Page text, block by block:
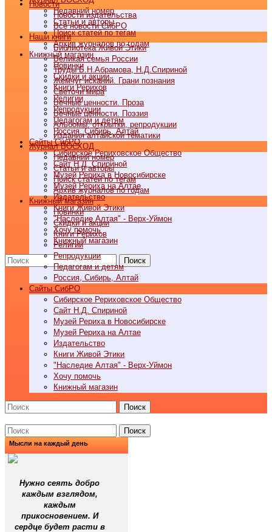
Недавний номер
Статьи и авторы
Поиск статей по тегам
Архив журналов по годам
Книжный магазин
Новинки
Скидки и акции
Книги Рерихов
Религии
Репродукции
Педагогам и детям
Россия, Сибирь, Алтай
Cайты СибРО
Сибирское Рериховское Общество
Сайт Н.Д. Спириной
Музей Рериха в Новосибирске
Музей Рериха на Алтае
Издательство
Книги Живой Этики
"Наследие Алтая" - Верх-Уймон
Хочу помочь
Книжный магазин
Поиск
Новости
Новости издательства
Все новости СибРО
Наши книги
Библиотека Живой Этики
Великая семья России
Труды Б.Н.Абрамова, Н.Д.Спириной
Жемчуг исканий. Грани познания
Светочи мира
Вечные ценности. Проза
Вечные ценности. Поэзия
Альбомы, открытки, репродукции
Издания алтайской тематики
Журнал ВОСХОД
Недавний номер
Статьи и авторы
Поиск статей по тегам
Архив журналов по годам
Книжный магазин
Новинки
Скидки и акции
Книги Рерихов
Религии
Репродукции
Педагогам и детям
Россия, Сибирь, Алтай
Cайты СибРО
Сибирское Рериховское Общество
Сайт Н.Д. Спириной
Музей Рериха в Новосибирске
Музей Рериха на Алтае
Издательство
Книги Живой Этики
"Наследие Алтая" - Верх-Уймон
Хочу помочь
Книжный магазин
Поиск
Поиск
Мысли на каждый день
Нужно сеять добро
каждым взглядом,
каждым
прикосновением. И
сердце будет расти в